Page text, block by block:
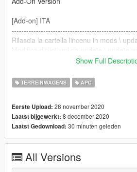
[Add-on] ITA
Rilascia la cartella lincenu in mods \
aggiungi questa linea
dlcpacks: \ lincenu \ item>
Nome di Spawn: lincenu
[Add-On] ENG
Drop the lincenu folder into mods \
Edit dlclist.xml from update \ update.rpf
Show Full
TERREINWAGENS APC
Eerste Upload: 28 november 2020
Laatst bijgewerkt: 8 december 2020
Laatst Gedownload: 30 minuten geleden
All Versions